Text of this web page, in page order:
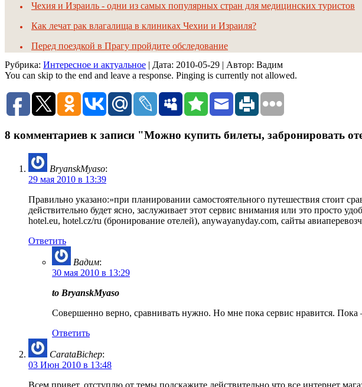
Чехия и Израиль - одни из самых популярных стран для медицинских туристов
Как лечат рак влагалища в клиниках Чехии и Израиля?
Перед поездкой в Прагу пройдите обследование
Рубрика: Интересное и актуальное | Дата: 2010-05-29 | Автор: Вадим
You can skip to the end and leave a response. Pinging is currently not allowed.
8 комментариев к записи "Можно купить билеты, забронировать
BryanskMyaso:
29 мая 2010 в 13:39
Правильно указано:»при планировании самостоятельного путешествия стоит
действительно будет ясно, заслуживает этот сервис внимания или это просто
hotel.eu, hotel.cz/ru (бронирование отелей), anywayanyday.com, сайты
Ответить
Вадим:
30 мая 2010 в 13:29
to BryanskMyaso
Совершенно верно, сравнивать нужно. Но мне пока сервис нравится.
Ответить
CarataBichep:
03 Июн 2010 в 13:48
Всем привет, отступлю от темы подскажите действительно что все интернет